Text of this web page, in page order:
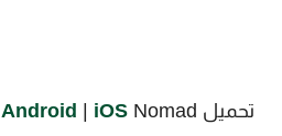
تحميل Android iOS Nomad